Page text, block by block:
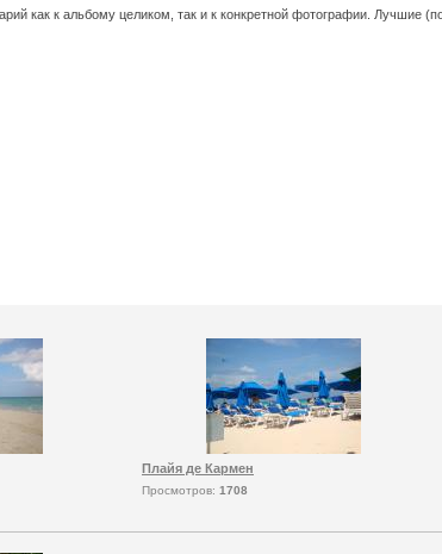
как к альбому целиком, так и к конкретной фотографии. Лучшие
Плайя де Кармен
Просмотров: 1708